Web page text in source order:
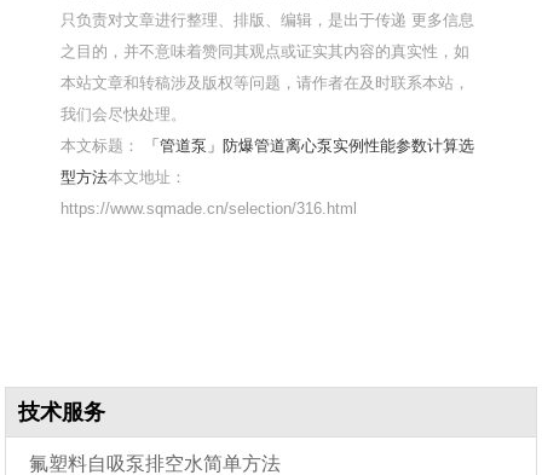
只负责对文章进行整理、排版、编辑，是出于传递 更多信息
之目的，并不意味着赞同其观点或证实其内容的真实性，如
本站文章和转稿涉及版权等问题，请作者在及时联系本站，
我们会尽快处理。
本文标题：
「管道泵」防爆管道离心泵实例性能参数计算选
型方法本文地址：
https://www.sqmade.cn/selection/316.html
技术服务
氟塑料自吸泵排空水简单方法